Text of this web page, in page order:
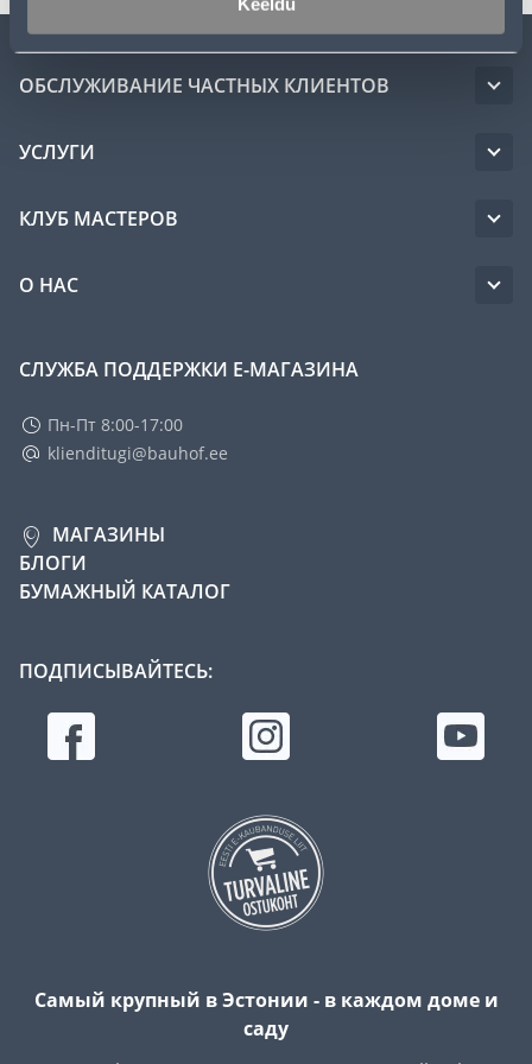
ОБСЛУЖИВАНИЕ ЧАСТНЫХ КЛИЕНТОВ
УСЛУГИ
КЛУБ МАСТЕРОВ
О НАС
СЛУЖБА ПОДДЕРЖКИ Е-МАГАЗИНА
Пн-Пт 8:00-17:00
klienditugi@bauhof.ee
МАГАЗИНЫ
БЛОГИ
БУМАЖНЫЙ КАТАЛОГ
ПОДПИСЫВАЙТЕСЬ:
Самый крупный в Эстонии - в каждом доме и
саду